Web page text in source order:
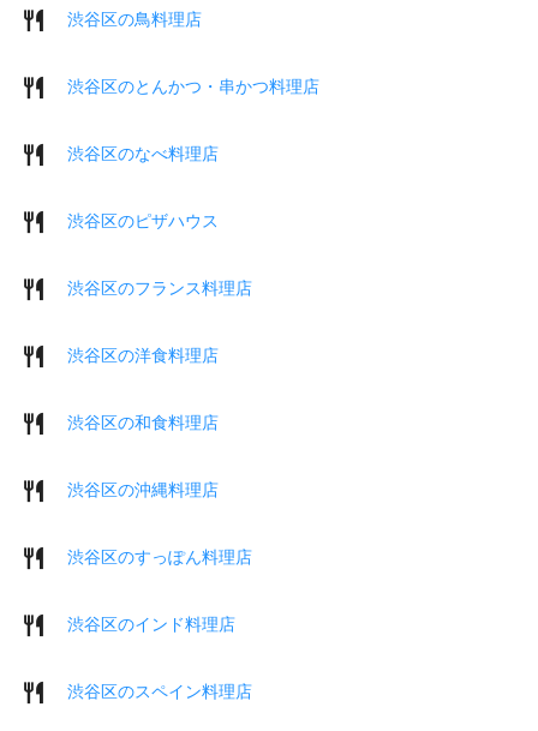
渋谷区の鳥料理店
渋谷区のとんかつ・串かつ料理店
渋谷区のなべ料理店
渋谷区のピザハウス
渋谷区のフランス料理店
渋谷区の洋食料理店
渋谷区の和食料理店
渋谷区の沖縄料理店
渋谷区のすっぽん料理店
渋谷区のインド料理店
渋谷区のスペイン料理店